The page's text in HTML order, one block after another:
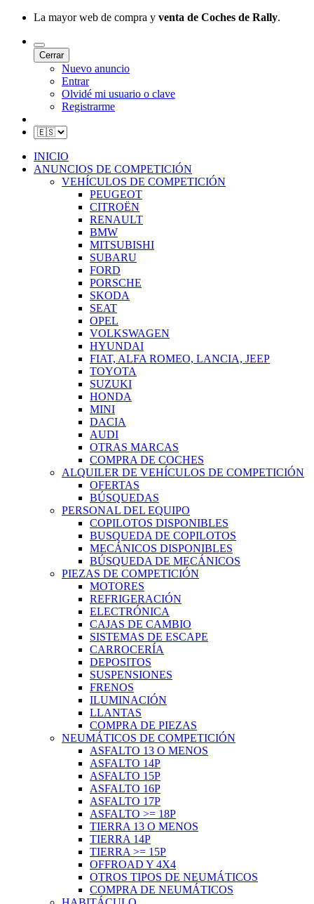
La mayor web de compra y venta de Coches de Rally.
Cerrar
Nuevo anuncio
Entrar
Olvidé mi usuario o clave
Registrarme
INICIO
ANUNCIOS DE COMPETICIÓN
VEHÍCULOS DE COMPETICIÓN
PEUGEOT
CITROËN
RENAULT
BMW
MITSUBISHI
SUBARU
FORD
PORSCHE
SKODA
SEAT
OPEL
VOLKSWAGEN
HYUNDAI
FIAT, ALFA ROMEO, LANCIA, JEEP
TOYOTA
SUZUKI
HONDA
MINI
DACIA
AUDI
OTRAS MARCAS
COMPRA DE COCHES
ALQUILER DE VEHÍCULOS DE COMPETICIÓN
OFERTAS
BÚSQUEDAS
PERSONAL DEL EQUIPO
COPILOTOS DISPONIBLES
BUSQUEDA DE COPILOTOS
MECÁNICOS DISPONIBLES
BÚSQUEDA DE MECÁNICOS
PIEZAS DE COMPETICIÓN
MOTORES
REFRIGERACIÓN
ELECTRÓNICA
CAJAS DE CAMBIO
SISTEMAS DE ESCAPE
CARROCERÍA
DEPOSITOS
SUSPENSIONES
FRENOS
ILUMINACIÓN
LLANTAS
COMPRA DE PIEZAS
NEUMÁTICOS DE COMPETICIÓN
ASFALTO 13 O MENOS
ASFALTO 14P
ASFALTO 15P
ASFALTO 16P
ASFALTO 17P
ASFALTO >= 18P
TIERRA 13 O MENOS
TIERRA 14P
TIERRA >= 15P
OFFROAD Y 4X4
OTROS TIPOS DE NEUMÁTICOS
COMPRA DE NEUMÁTICOS